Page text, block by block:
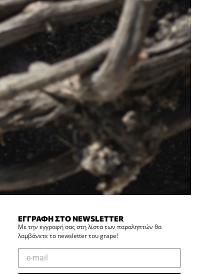
ΕΓΓΡΑΦΗ ΣΤΟ NEWSLETTER
Με την εγγραφή σας στη λίστα των παραληπτών θα
λαμβάνετε το newsletter του grape!